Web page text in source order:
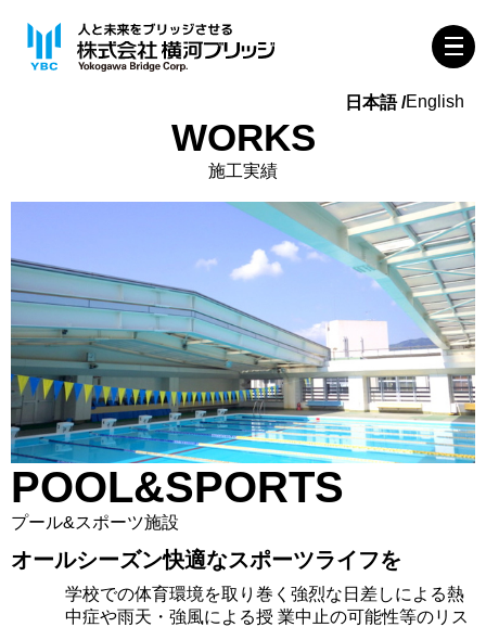
English
WORKS
施工実績
POOL&SPORTS
プール&スポーツ施設
オールシーズン快適なスポーツライフを
学校での体育環境を取り巻く強烈な日差しによる熱
中症や雨天・強風による授 業中止の可能性等のリス